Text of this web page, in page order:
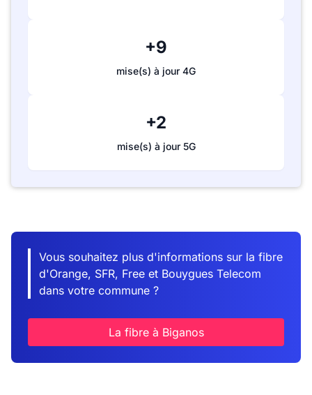
+9
mise(s) à jour 4G
+2
mise(s) à jour 5G
Vous souhaitez plus d'informations sur la fibre
d'Orange, SFR, Free et Bouygues Telecom
dans votre commune ?
La fibre à Biganos